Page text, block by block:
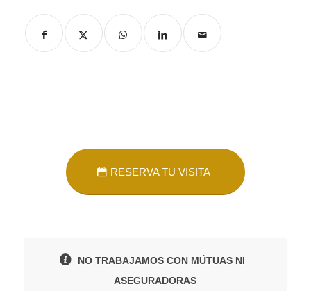
RESERVA TU VISITA
NO TRABAJAMOS CON MÚTUAS NI
ASEGURADORAS